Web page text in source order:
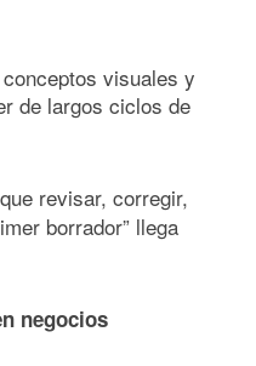
visuales y
de largos ciclos de
revisar, corregir,
borrador” llega
negocios